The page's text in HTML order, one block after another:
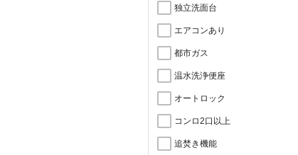
独立洗面台
エアコンあり
都市ガス
温水洗浄便座
オートロック
コンロ2口以上
追焚き機能